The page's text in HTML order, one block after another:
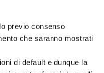
previo consenso
che saranno mostrati
di default e dunque la
Cascina (PI)